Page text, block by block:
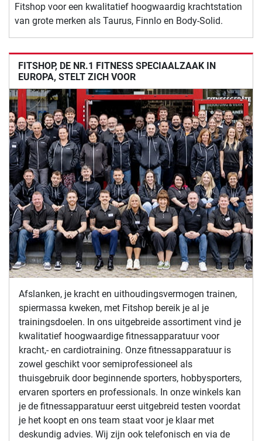
Fitshop voor een kwalitatief hoogwaardig krachtstation
van grote merken als Taurus, Finnlo en Body-Solid.
FITSHOP, DE NR.1 FITNESS SPECIAALZAAK IN
EUROPA, STELT ZICH VOOR
Afslanken, je kracht en uithoudingsvermogen trainen,
spiermassa kweken, met Fitshop bereik je al je
trainingsdoelen. In ons uitgebreide assortiment vind je
kwalitatief hoogwaardige fitnessapparatuur voor
kracht,- en cardiotraining. Onze fitnessapparatuur is
zowel geschikt voor semiprofessioneel als
thuisgebruik door beginnende sporters, hobbysporters,
ervaren sporters en professionals. In onze winkels kan
je de fitnessapparatuur eerst uitgebreid testen voordat
je het koopt en ons team staat voor je klaar met
deskundig advies. Wij zijn ook telefonisch en via de